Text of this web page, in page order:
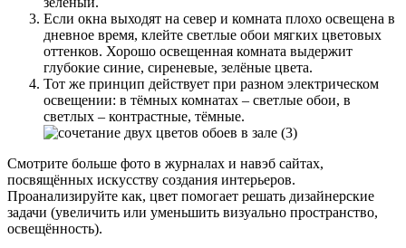
Если окна выходят на север и комната плохо освещена в
дневное время, клейте светлые обои мягких цветовых
оттенков. Хорошо освещенная комната выдержит
глубокие синие, сиреневые, зелёные цвета.
Тот же принцип действует при разном электрическом
освещении: в тёмных комнатах – светлые обои, в
светлых – контрастные, тёмные.
Смотрите больше фото в журналах и навэб сайтах,
посвящённых искусству создания интерьеров.
Проанализируйте как, цвет помогает решать дизайнерские
задачи (увеличить или уменьшить визуально пространство,
освещённость).